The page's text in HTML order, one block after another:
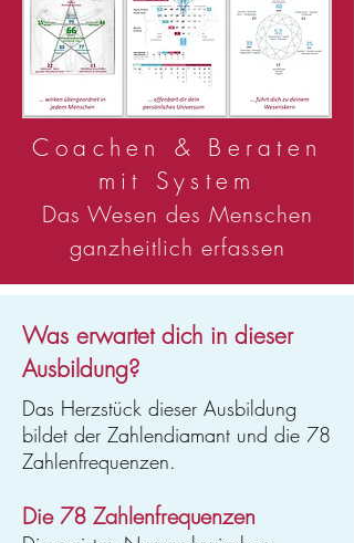
Coachen & Beraten
mit System
Das Wesen des Menschen
ganzheitlich erfassen
Was erwartet dich in dieser
Ausbildung?
Das Herzstück dieser Ausbildung
bildet der Zahlendiamant und die 78
Zahlenfrequenzen.
Die 78 Zahlenfrequenzen